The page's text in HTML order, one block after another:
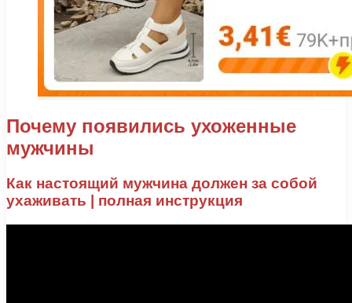
Почему появились ухоженные
мужчины
Как настоящий мужчина должен за собой
ухаживать | полная инструкция